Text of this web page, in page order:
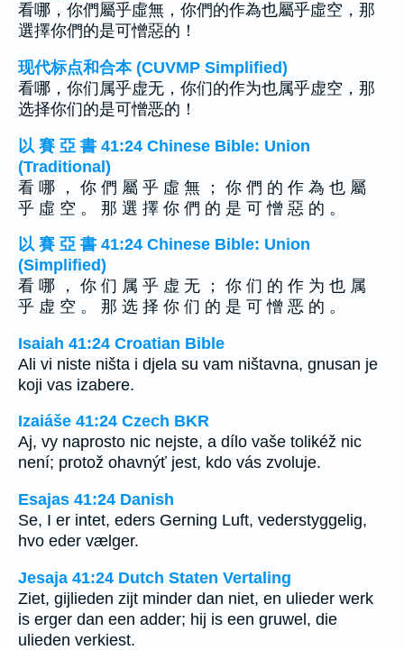
看哪，你們屬乎虛無，你們的作為也屬乎虛空，那
選擇你們的是可憎惡的！
现代标点和合本 (CUVMP Simplified)
看哪，你们属乎虚无，你们的作为也属乎虚空，那
选择你们的是可憎恶的！
以 賽 亞 書 41:24 Chinese Bible: Union
(Traditional)
看 哪 ， 你 們 屬 乎 虛 無 ； 你 們 的 作 為 也 屬
乎 虛 空 。 那 選 擇 你 們 的 是 可 憎 惡 的 。
以 賽 亞 書 41:24 Chinese Bible: Union
(Simplified)
看 哪 ， 你 们 属 乎 虚 无 ； 你 们 的 作 为 也 属
乎 虚 空 。 那 选 择 你 们 的 是 可 憎 恶 的 。
Isaiah 41:24 Croatian Bible
Ali vi niste ništa i djela su vam ništavna, gnusan je
koji vas izabere.
Izaiáše 41:24 Czech BKR
Aj, vy naprosto nic nejste, a dílo vaše tolikéž nic
není; protož ohavnýť jest, kdo vás zvoluje.
Esajas 41:24 Danish
Se, I er intet, eders Gerning Luft, vederstyggelig,
hvo eder vælger.
Jesaja 41:24 Dutch Staten Vertaling
Ziet, gijlieden zijt minder dan niet, en ulieder werk
is erger dan een adder; hij is een gruwel, die
ulieden verkiest.